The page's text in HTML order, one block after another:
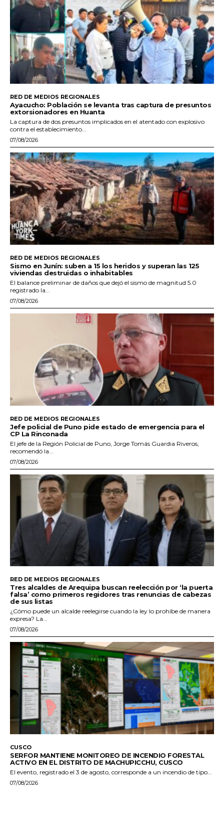
RED DE MEDIOS REGIONALES
Ayacucho: Población se levanta tras captura de presuntos
extorsionadores en Huanta
La captura de dos presuntos implicados en el atentado con explosivo
contra el establecimiento...
07/08/2026
RED DE MEDIOS REGIONALES
Sismo en Junín: suben a 15 los heridos y superan las 125
viviendas destruidas o inhabitables
El balance preliminar de daños que dejó el sismo de magnitud 5.0
registrado la...
07/08/2026
RED DE MEDIOS REGIONALES
Jefe policial de Puno pide estado de emergencia para el
CP La Rinconada
El jefe de la Región Policial de Puno, Jorge Tomás Guardia Riveros,
recomendó la...
07/08/2026
RED DE MEDIOS REGIONALES
Tres alcaldes de Arequipa buscan reelección por ‘la puerta
falsa’ como primeros regidores tras renuncias de cabezas
de sus listas
¿Cómo puede un alcalde reelegirse cuando la ley lo prohíbe de manera
expresa? La...
07/08/2026
CUSCO
SERFOR MANTIENE MONITOREO DE INCENDIO FORESTAL
ACTIVO EN EL DISTRITO DE MACHUPICCHU, CUSCO
El evento, registrado el 3 de agosto, corresponde a un incendio de tipo...
07/08/2026